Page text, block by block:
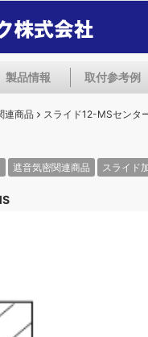
製品情報 取付参考例
連商品 スライド12-MSセンタ
遮音気密関連商品 スライド